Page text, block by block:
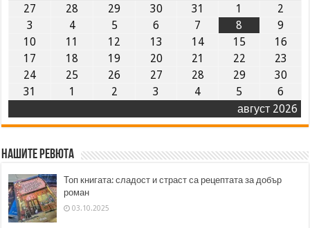
август 2026
27 28 29 30 31 1
2
3
4 5 6 7 8
9
10
11 12 13 14 15
16
17
18 19 20 21 22
23
24
25 26 27 28 29
30
31
1 2 3 4 5 6
Нашите ревюта
Топ книгата: сладост и страст са рецептата за добър
роман
03.10.2025